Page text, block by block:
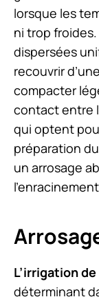
lorsque les
ni trop
dispersées
recouvrir
compacter
contact entre
qui optent
préparation
un arrosage
L’irrigation
déterminant